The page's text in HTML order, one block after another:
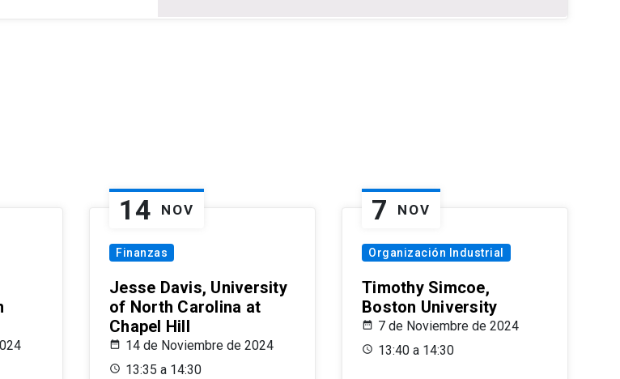
14 NOV
Finanzas
Jesse Davis, University
of North Carolina at
Chapel Hill
14 de Noviembre de 2024
13:35 a 14:30
7 NOV
Organización Industrial
Timothy Simcoe,
Boston University
7 de Noviembre de 2024
13:40 a 14:30